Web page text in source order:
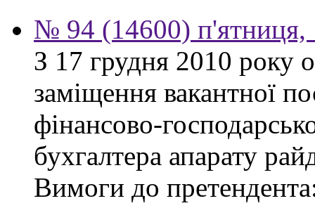
№ 94 (14600) п'ятниця,
З 17 грудня 2010 року
заміщення вакантної
фінансово-
бухгалтера апарату
Вимоги до